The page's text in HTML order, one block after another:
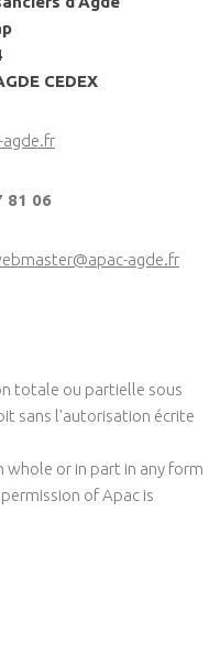
CEDEX
81 06
agde.fr
totale ou partielle sous
sans l'autorisation écrite
whole or in part in any form
of Apac is